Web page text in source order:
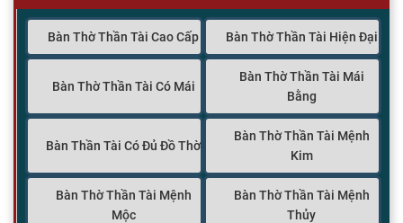
Bàn Thờ Thần Tài Cao Cấp Bàn Thờ Thần Tài Hiện Đại
Bàn Thờ Thần Tài Có Mái
Bàn Thờ Thần Tài Mái
Bằng
Bàn Thần Tài Có Đủ Đồ Thờ
Bàn Thờ Thần Tài Mệnh
Kim
Bàn Thờ Thần Tài Mệnh
Mộc
Bàn Thờ Thần Tài Mệnh
Thủy